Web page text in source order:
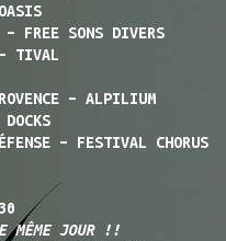
SONS DIVERS
TIVAL
– ALPILIUM
– FESTIVAL CHORUS
MÊME JOUR !!